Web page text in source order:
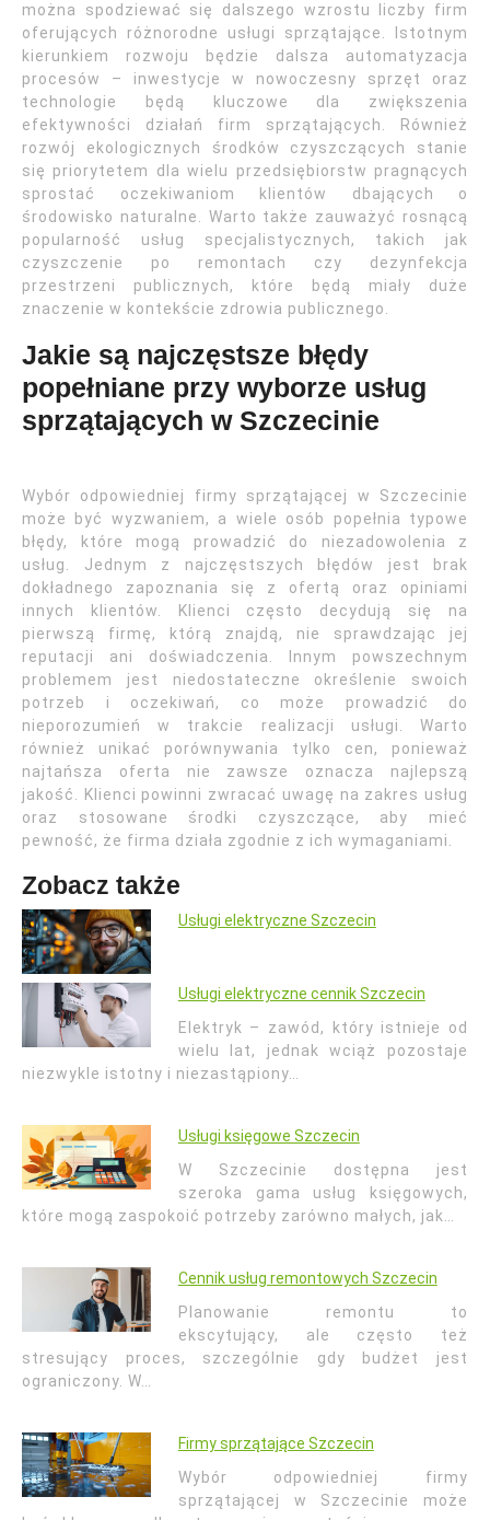
można spodziewać się dalszego wzrostu liczby firm
oferujących różnorodne usługi sprzątające. Istotnym
kierunkiem rozwoju będzie dalsza automatyzacja
procesów – inwestycje w nowoczesny sprzęt oraz
technologie będą kluczowe dla zwiększenia
efektywności działań firm sprzątających. Również
rozwój ekologicznych środków czyszczących stanie
się priorytetem dla wielu przedsiębiorstw pragnących
sprostać oczekiwaniom klientów dbających o
środowisko naturalne. Warto także zauważyć rosnącą
popularność usług specjalistycznych, takich jak
czyszczenie po remontach czy dezynfekcja
przestrzeni publicznych, które będą miały duże
znaczenie w kontekście zdrowia publicznego.
Jakie są najczęstsze błędy
popełniane przy wyborze usług
sprzątających w Szczecinie
Wybór odpowiedniej firmy sprzątającej w Szczecinie
może być wyzwaniem, a wiele osób popełnia typowe
błędy, które mogą prowadzić do niezadowolenia z
usług. Jednym z najczęstszych błędów jest brak
dokładnego zapoznania się z ofertą oraz opiniami
innych klientów. Klienci często decydują się na
pierwszą firmę, którą znajdą, nie sprawdzając jej
reputacji ani doświadczenia. Innym powszechnym
problemem jest niedostateczne określenie swoich
potrzeb i oczekiwań, co może prowadzić do
nieporozumień w trakcie realizacji usługi. Warto
również unikać porównywania tylko cen, ponieważ
najtańsza oferta nie zawsze oznacza najlepszą
jakość. Klienci powinni zwracać uwagę na zakres usług
oraz stosowane środki czyszczące, aby mieć
pewność, że firma działa zgodnie z ich wymaganiami.
Zobacz także
Usługi elektryczne Szczecin
Usługi elektryczne cennik Szczecin
Elektryk – zawód, który istnieje od
wielu lat, jednak wciąż pozostaje
niezwykle istotny i niezastąpiony…
Usługi księgowe Szczecin
W Szczecinie dostępna jest
szeroka gama usług księgowych,
które mogą zaspokoić potrzeby zarówno małych, jak…
Cennik usług remontowych Szczecin
Planowanie remontu to
ekscytujący, ale często też
stresujący proces, szczególnie gdy budżet jest
ograniczony. W…
Firmy sprzątające Szczecin
Wybór odpowiedniej firmy
sprzątającej w Szczecinie może